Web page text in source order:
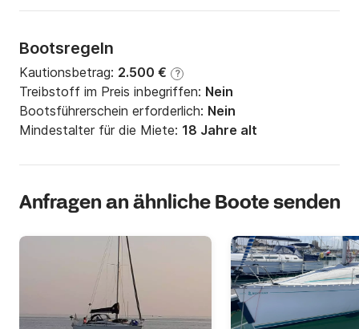
Bootsregeln
Kautionsbetrag: 2.500 € ?
Treibstoff im Preis inbegriffen: Nein
Bootsführerschein erforderlich: Nein
Mindestalter für die Miete: 18 Jahre alt
Anfragen an ähnliche Boote senden